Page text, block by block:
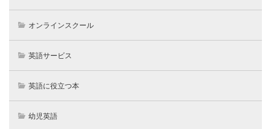
オンラインスクール
英語サービス
英語に役立つ本
幼児英語